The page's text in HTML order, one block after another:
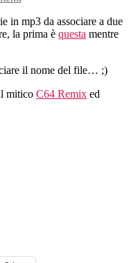
Suonerie
per
il
cellulare
in mp3 da associare a due
la prima è questa mentre
il nome del file… ;)
mitico C64 Remix ed